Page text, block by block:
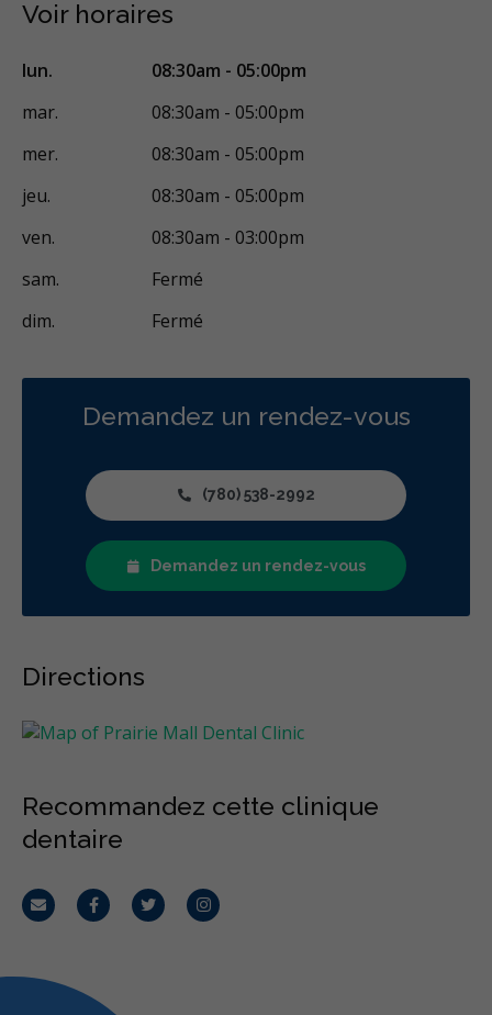
Réparateur
Sédation
Voir horaires
lun.
08:30am - 05:00pm
mar.
08:30am - 05:00pm
mer.
08:30am - 05:00pm
jeu.
08:30am - 05:00pm
ven.
08:30am - 03:00pm
sam.
Fermé
dim.
Fermé
Demandez un rendez-vous
(780) 538-2992
Demandez un rendez-vous
Directions
Recommandez cette clinique
dentaire
CourrielFacebookTwitterInstagram